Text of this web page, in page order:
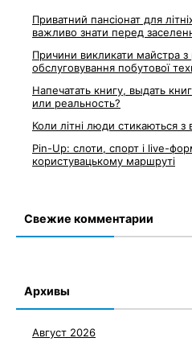
Приватний пансіонат для
важливо знати перед
Причини викликати майстра
обслуговування побутової
Напечатать книгу, выдать
или реальность?
Коли літні люди стикаються з
Pin-Up: слоти, спорт і live-
користувацькому маршруті
Свежие комментарии
Архивы
Август 2026